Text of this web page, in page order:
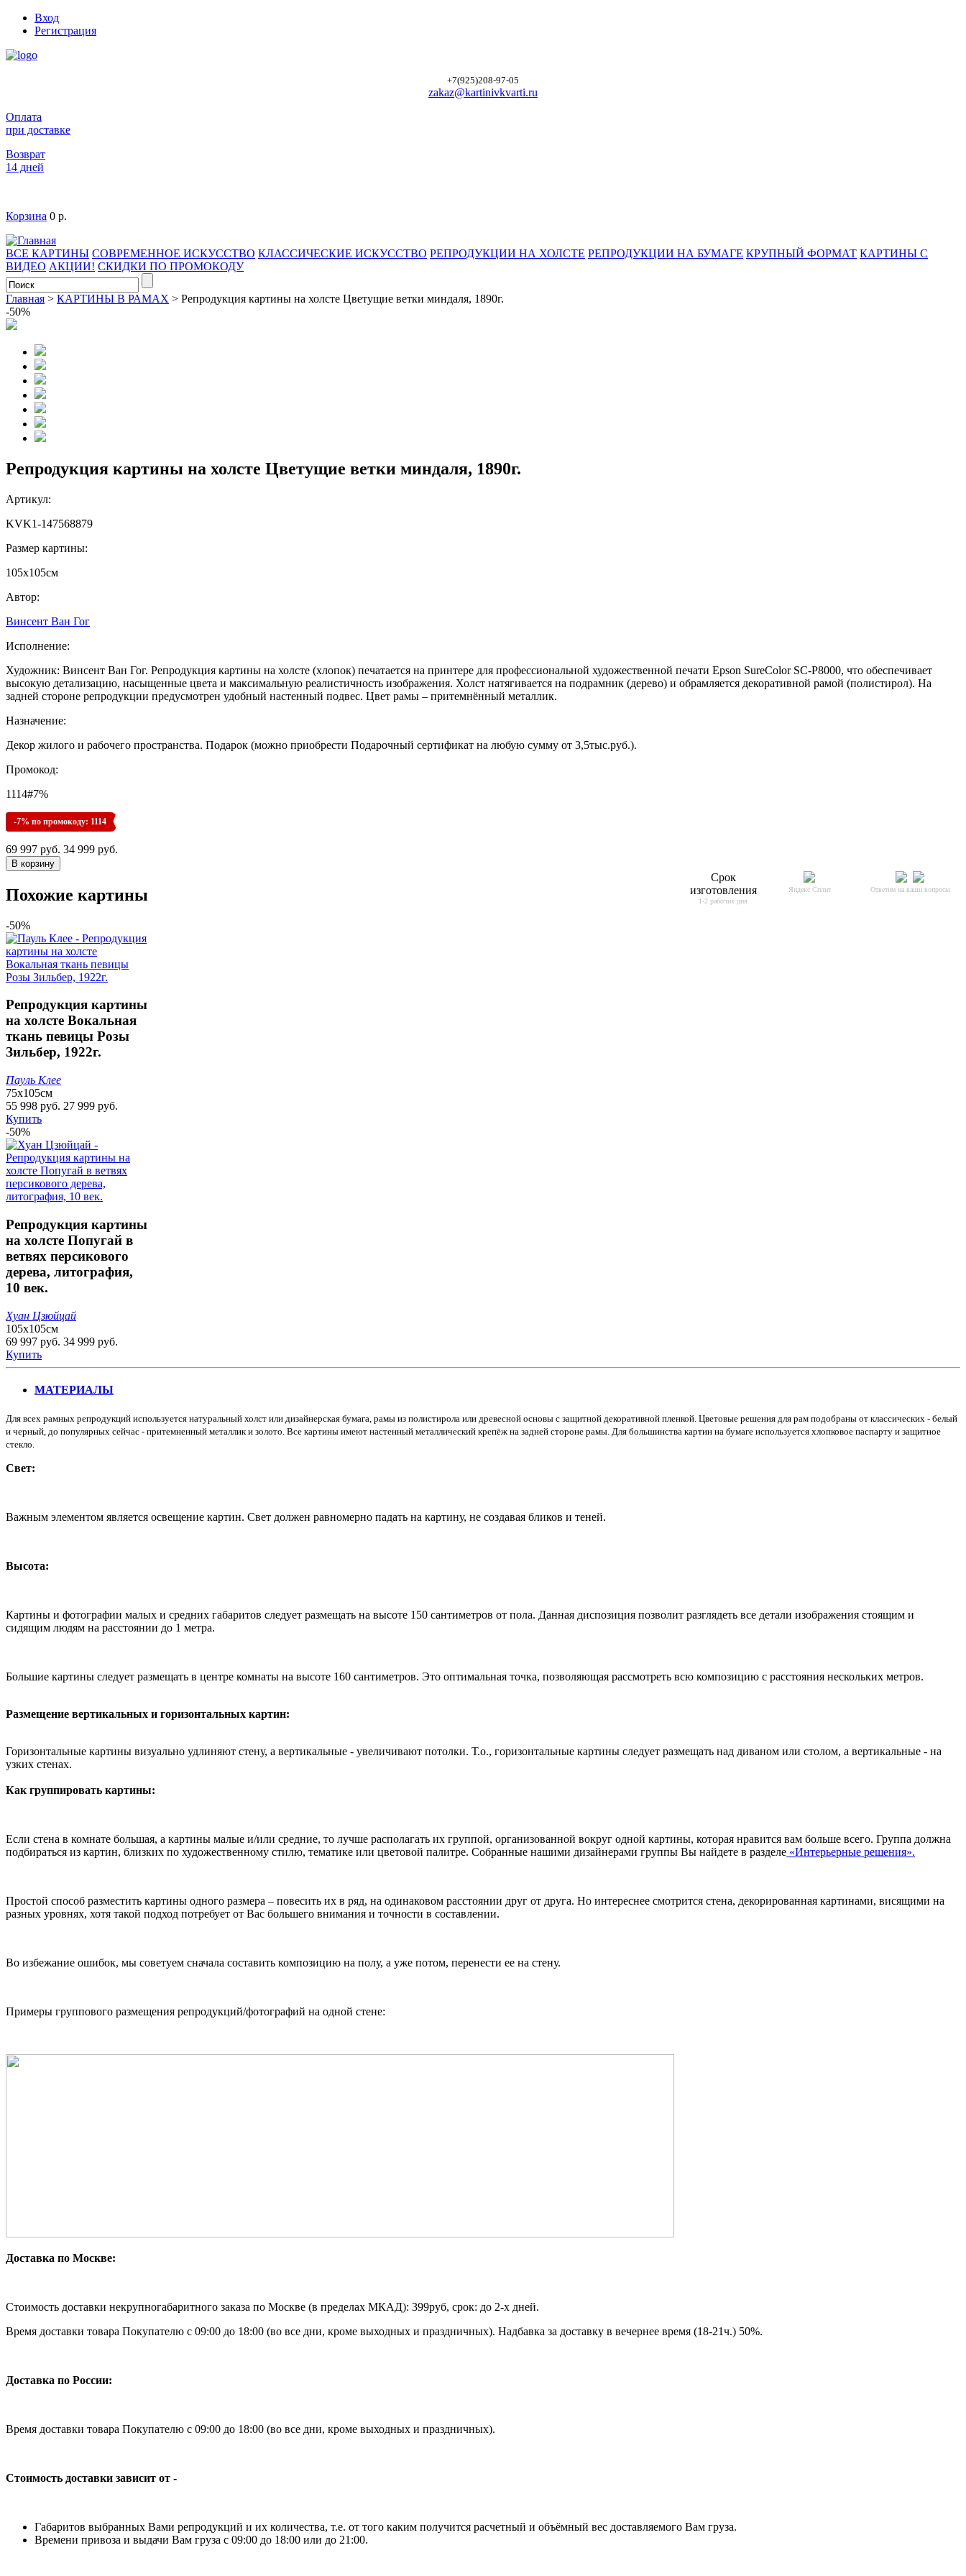
Вход
Регистрация
+7(925)208-97-05
zakaz@kartinivkvarti.ru
Оплата
при доставке
Возврат
14 дней
Корзина 0 р.
ВСЕ КАРТИНЫ СОВРЕМЕННОЕ ИСКУССТВО КЛАССИЧЕСКИЕ ИСКУССТВО РЕПРОДУКЦИИ НА ХОЛСТЕ РЕПРОДУКЦИИ НА БУМАГЕ КРУПНЫЙ ФОРМАТ КАРТИНЫ С
ВИДЕО АКЦИИ! СКИДКИ ПО ПРОМОКОДУ
Главная > КАРТИНЫ В РАМАХ > Репродукция картины на холсте Цветущие ветки миндаля, 1890г.
-50%
Репродукция картины на холсте Цветущие ветки миндаля, 1890г.
Артикул:
KVK1-147568879
Размер картины:
105х105см
Автор:
Винсент Ван Гог
Исполнение:
Художник: Винсент Ван Гог. Репродукция картины на холсте (хлопок) печатается на принтере для профессиональной художественной печати Epson SureColor SC-P8000, что обеспечивает
высокую детализацию, насыщенные цвета и максимальную реалистичность изображения. Холст натягивается на подрамник (дерево) и обрамляется декоративной рамой (полистирол). На
задней стороне репродукции предусмотрен удобный настенный подвес. Цвет рамы – притемнённый металлик.
Назначение:
Декор жилого и рабочего пространства. Подарок (можно приобрести Подарочный сертификат на любую сумму от 3,5тыс.руб.).
Промокод:
1114#7%
-7% по промокоду: 1114
69 997 руб. 34 999 руб.
Срок
изготовления
1-2 рабочих дня
Яндекс Сплит Ответим на ваши вопросы
Похожие картины
-50%
Репродукция картины
на холсте Вокальная
ткань певицы Розы
Зильбер, 1922г.
Пауль Клее
75х105см
55 998 руб. 27 999 руб.
Купить
-50%
Репродукция картины
на холсте Попугай в
ветвях персикового
дерева, литография,
10 век.
Хуан Цзюйцай
105х105см
69 997 руб. 34 999 руб.
Купить
МАТЕРИАЛЫ
Для всех рамных репродукций используется натуральный холст или дизайнерская бумага, рамы из полистирола или древесной основы с защитной декоративной пленкой. Цветовые решения для рам подобраны от классических - белый
и черный, до популярных сейчас - притемненный металлик и золото. Все картины имеют настенный металлический крепёж на задней стороне рамы. Для большинства картин на бумаге используется хлопковое паспарту и защитное
стекло.
Свет:
Важным элементом является освещение картин. Свет должен равномерно падать на картину, не создавая бликов и теней.
Высота:
Картины и фотографии малых и средних габаритов следует размещать на высоте 150 сантиметров от пола. Данная диспозиция позволит разглядеть все детали изображения стоящим и
сидящим людям на расстоянии до 1 метра.
Большие картины следует размещать в центре комнаты на высоте 160 сантиметров. Это оптимальная точка, позволяющая рассмотреть всю композицию с расстояния нескольких метров.
Размещение вертикальных и горизонтальных картин:
Горизонтальные картины визуально удлиняют стену, а вертикальные - увеличивают потолки. Т.о., горизонтальные картины следует размещать над диваном или столом, а вертикальные - на
узких стенах.
Как группировать картины:
Если стена в комнате большая, а картины малые и/или средние, то лучше располагать их группой, организованной вокруг одной картины, которая нравится вам больше всего. Группа должна
подбираться из картин, близких по художественному стилю, тематике или цветовой палитре. Собранные нашими дизайнерами группы Вы найдете в разделе «Интерьерные решения».
Простой способ разместить картины одного размера – повесить их в ряд, на одинаковом расстоянии друг от друга. Но интереснее смотрится стена, декорированная картинами, висящими на
разных уровнях, хотя такой подход потребует от Вас большего внимания и точности в составлении.
Во избежание ошибок, мы советуем сначала составить композицию на полу, а уже потом, перенести ее на стену.
Примеры группового размещения репродукций/фотографий на одной стене:
Доставка по Москве:
Стоимость доставки некрупногабаритного заказа по Москве (в пределах МКАД): 399руб, срок: до 2-х дней.
Время доставки товара Покупателю с 09:00 до 18:00 (во все дни, кроме выходных и праздничных). Надбавка за доставку в вечернее время (18-21ч.) 50%.
Доставка по России:
Время доставки товара Покупателю с 09:00 до 18:00 (во все дни, кроме выходных и праздничных).
Стоимость доставки зависит от -
Габаритов выбранных Вами репродукций и их количества, т.е. от того каким получится расчетный и объёмный вес доставляемого Вам груза.
Времени привоза и выдачи Вам груза с 09:00 до 18:00 или до 21:00.